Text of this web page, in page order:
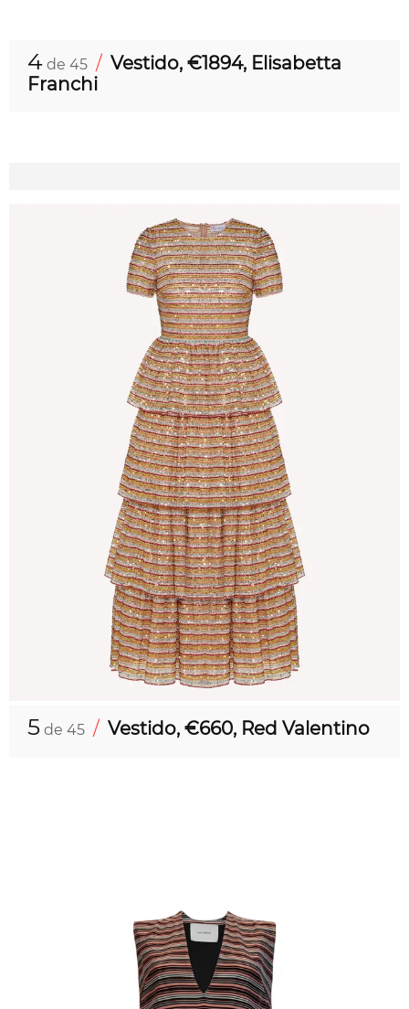
4 de 45 / Vestido, €1894, Elisabetta
Franchi
5 de 45 / Vestido, €660, Red Valentino